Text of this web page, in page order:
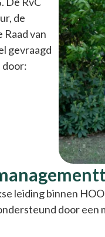
de
van
gevraagd
door:
leiding binnen
door een